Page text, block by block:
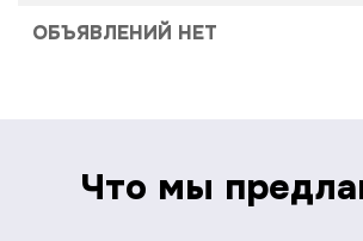
ОБЪЯВЛЕНИЙ НЕТ
Что мы